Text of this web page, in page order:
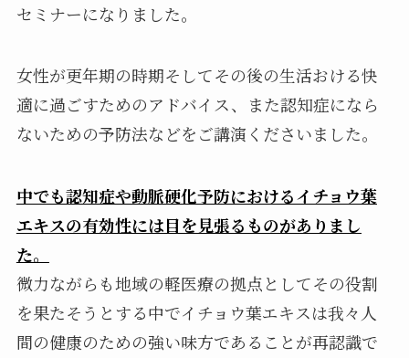
セミナーになりました。
女性が更年期の時期そしてその後の生活おける快
適に過ごすためのアドバイス、また認知症になら
ないための予防法などをご講演くださいました。
中でも認知症や動脈硬化予防におけるイチョウ葉
エキスの有効性には目を見張るものがありまし
た。
微力ながらも地域の軽医療の拠点としてその役割
を果たそうとする中でイチョウ葉エキスは我々人
間の健康のための強い味方であることが再認識で